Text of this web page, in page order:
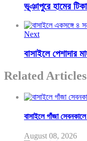
ভূঞাপুরে হামের
Next
বাসাইলে পেশাদার
Related Articles
বাসাইলে গাঁজা
August 08, 2026